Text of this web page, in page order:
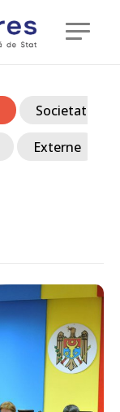
Societate
Externe